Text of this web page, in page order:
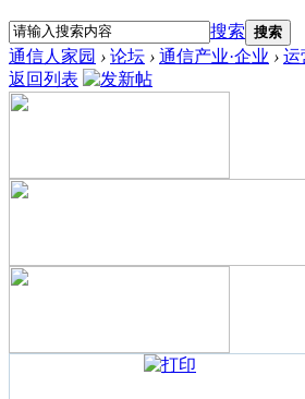
搜索 搜索
通信人家园 › 论坛 › 通信产业·企业 › 运
返回列表